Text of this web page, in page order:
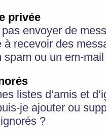
privée
envoyer de
à recevoir des
spam ou un em-
listes d’amis et
je ajouter ou
?